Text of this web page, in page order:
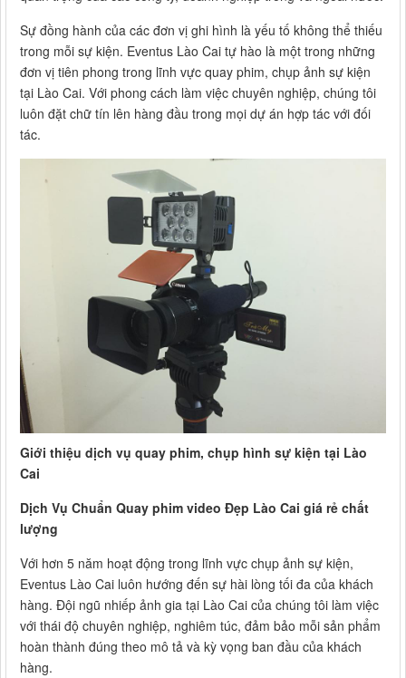
Sự đồng hành của các đơn vị ghi hình là yếu tố không thể thiếu
trong mỗi sự kiện. Eventus Lào Cai tự hào là một trong những
đơn vị tiên phong trong lĩnh vực quay phim, chụp ảnh sự kiện
tại Lào Cai. Với phong cách làm việc chuyên nghiệp, chúng tôi
luôn đặt chữ tín lên hàng đầu trong mọi dự án hợp tác với đối
tác.
Giới thiệu dịch vụ quay phim, chụp hình sự kiện tại Lào
Cai
Dịch Vụ Chuẩn Quay phim video Đẹp Lào Cai giá rẻ chất
lượng
Với hơn 5 năm hoạt động trong lĩnh vực chụp ảnh sự kiện,
Eventus Lào Cai luôn hướng đến sự hài lòng tối đa của khách
hàng. Đội ngũ nhiếp ảnh gia tại Lào Cai của chúng tôi làm việc
với thái độ chuyên nghiệp, nghiêm túc, đảm bảo mỗi sản phẩm
hoàn thành đúng theo mô tả và kỳ vọng ban đầu của khách
hàng.